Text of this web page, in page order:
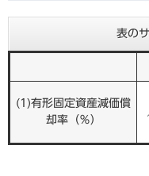
表の
(1)有形固定資産減価償
却率（％）